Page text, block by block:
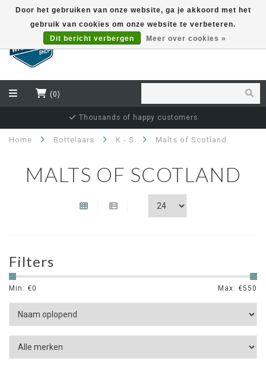
(0)
Thousands of happy customers
Home Bottelaars K - S Malts of Scotland
MALTS OF SCOTLAND
Filters
Min: €0 Max: €550
Door het gebruiken van onze website, ga je akkoord met het
gebruik van cookies om onze website te verbeteren.
Dit bericht verbergen
Meer over cookies »